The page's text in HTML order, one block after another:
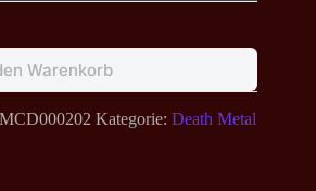
Warenkorb
Kategorie: Death Metal